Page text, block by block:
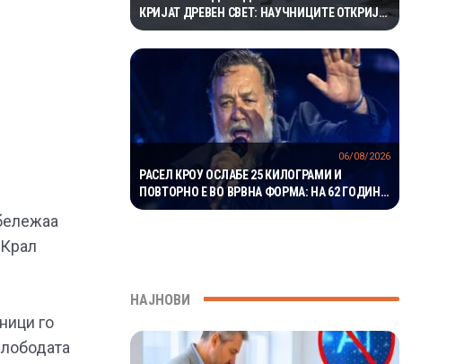
го
КРИЈАТ ДРЕВЕН СВЕТ: НАУЧНИЦИТЕ ОТКРИЈА
ЕКОСИСТЕМ ИЗОЛИРАН ПОВЕЌЕ ОД 1,5
МИЛИОНИ ГОДИНИ
РАСЕЛ КРОУ ОСЛАБЕ 25 КИЛОГРАМИ И
ПОВТОРНО Е ВО ВРВНА ФОРМА: НА 62 ГОДИНИ
ГО ВООДУШЕВИ ИЗГЛЕДОТ
06/08/2026
НАЈНОВИ